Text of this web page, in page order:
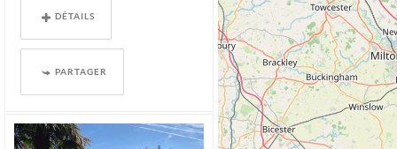
DÉTAILS
PARTAGER